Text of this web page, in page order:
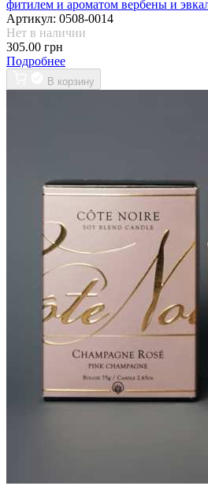
фитилем и ароматом вербены и
Артикул: 0508-0014
Нет в наличии
305.00 грн
Подробнее
В корзину